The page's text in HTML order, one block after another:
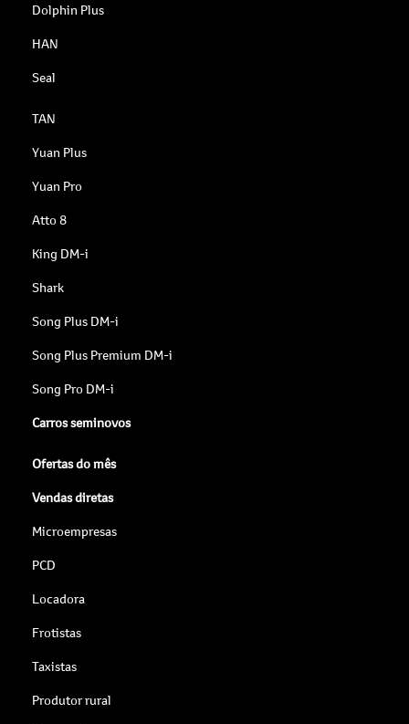
Dolphin Plus
HAN
Seal
TAN
Yuan Plus
Yuan Pro
Atto 8
King DM-i
Shark
Song Plus DM-i
Song Plus Premium DM-i
Song Pro DM-i
Carros seminovos
Ofertas do mês
Vendas diretas
Microempresas
PCD
Locadora
Frotistas
Taxistas
Produtor rural